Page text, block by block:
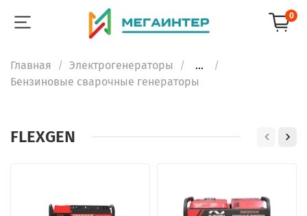
0
Главная Электрогенераторы
...
Бензиновые сварочные генераторы
FLEXGEN